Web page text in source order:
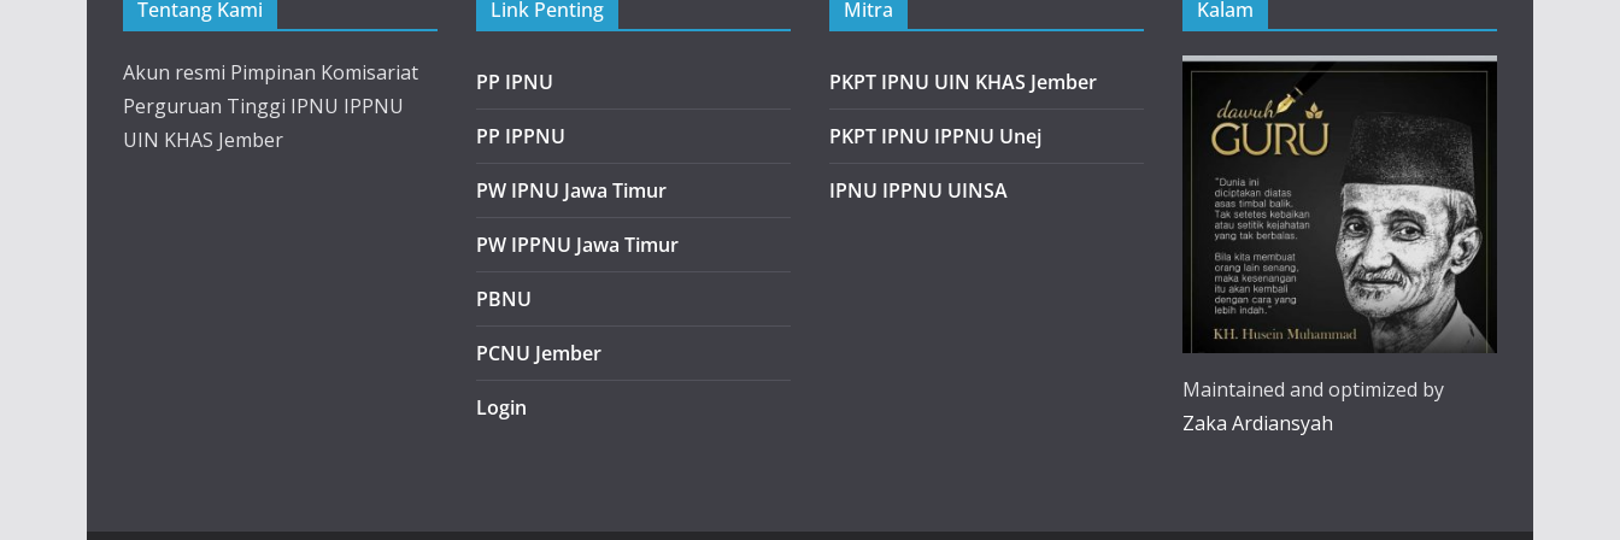
Tentang Kami
Akun resmi Pimpinan Komisariat
Perguruan Tinggi IPNU IPPNU
UIN KHAS Jember
Link Penting
PP IPNU
PP IPPNU
PW IPNU Jawa Timur
PW IPPNU Jawa Timur
PBNU
PCNU Jember
Login
Mitra
PKPT IPNU UIN KHAS Jember
PKPT IPNU IPPNU Unej
IPNU IPPNU UINSA
Kalam
Maintained and optimized by
Zaka Ardiansyah